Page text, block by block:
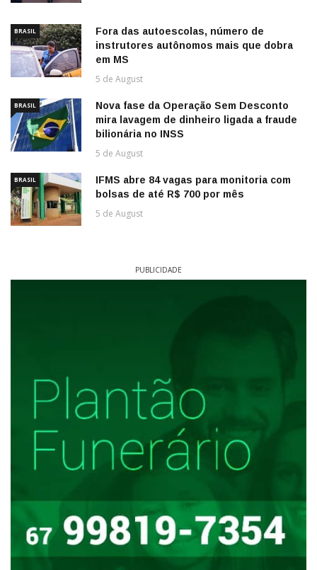
BRASIL
Fora das autoescolas, número de
instrutores autônomos mais que dobra
em MS
5 de August
BRASIL
Nova fase da Operação Sem Desconto
mira lavagem de dinheiro ligada a fraude
bilionária no INSS
5 de August
BRASIL
IFMS abre 84 vagas para monitoria com
bolsas de até R$ 700 por mês
5 de August
PUBLICIDADE